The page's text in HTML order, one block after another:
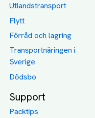
Utlandstransport
Flytt
Förråd och lagring
Transportnäringen i
Sverige
Dödsbo
Support
Packtips